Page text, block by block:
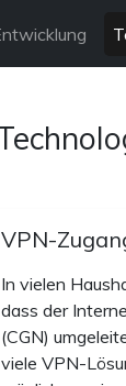
VPN-
In vielen
dass der
(CGN)
viele VPN-